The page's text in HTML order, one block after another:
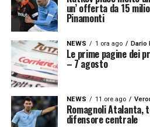
un’ offerta da 15
Pinamonti
NEWS 1 ora ago Dario
Le prime pagine dei
– 7 agosto
NEWS 11 ore ago
Romagnoli
difensore centrale